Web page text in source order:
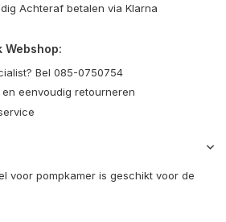
Achteraf betalen via Klarna
Webshop:
Bel 085-0750754
eenvoudig retourneren
voor pompkamer is geschikt voor de